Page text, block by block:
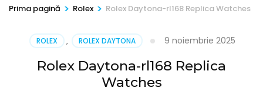
Prima pagină > Rolex > Rolex Daytona-rl168 Replica Watches
ROLEX , ROLEX DAYTONA 9 noiembrie 2025
Rolex Daytona-rl168 Replica
Watches